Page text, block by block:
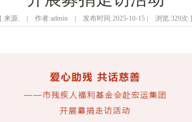
[ 来源: | 作者:admin | 发布时间:2025-10-15 | 浏览:329次 ]